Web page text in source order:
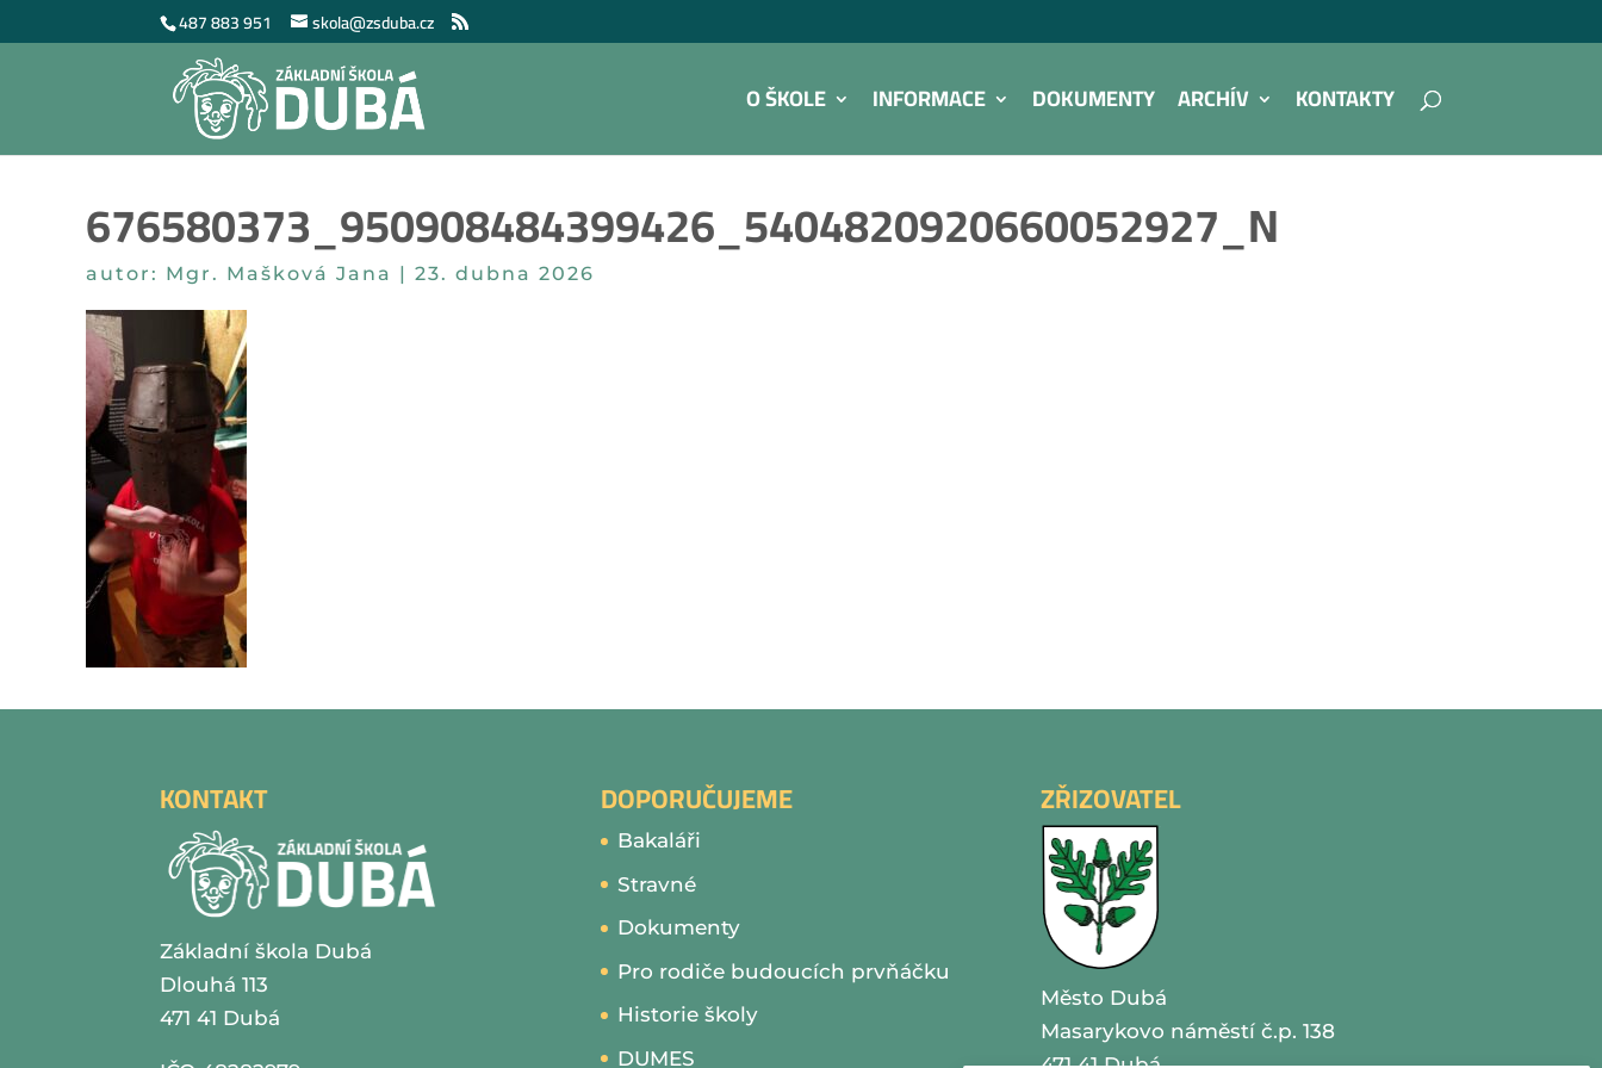
487 883 951 skola@zsduba.cz
O ŠKOLE INFORMACE DOKUMENTY ARCHÍV KONTAKTY
676580373_950908484399426_5404820920660052927_N
autor: Mgr. Mašková Jana | 23. dubna 2026
KONTAKT
Základní škola Dubá
Dlouhá 113
471 41 Dubá
DOPORUČUJEME
Bakaláři
Stravné
Dokumenty
Pro rodiče budoucích prvňáčku
Historie školy
DUMES
ZŘIZOVATEL
Město Dubá
Masarykovo náměstí č.p. 138